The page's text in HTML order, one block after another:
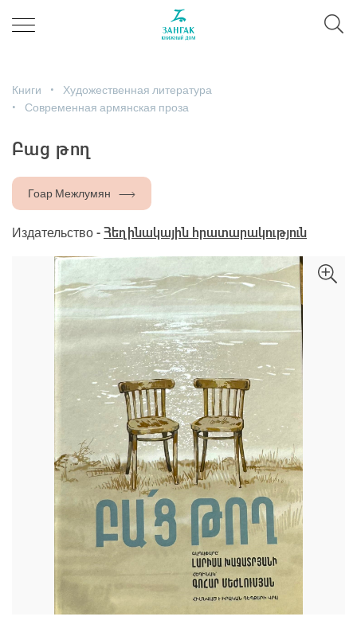
Книги
Художественная литература
Современная армянская проза
Բաց թող
Гоар Межлумян
Издательство - Հեղինակային հրատարակություն